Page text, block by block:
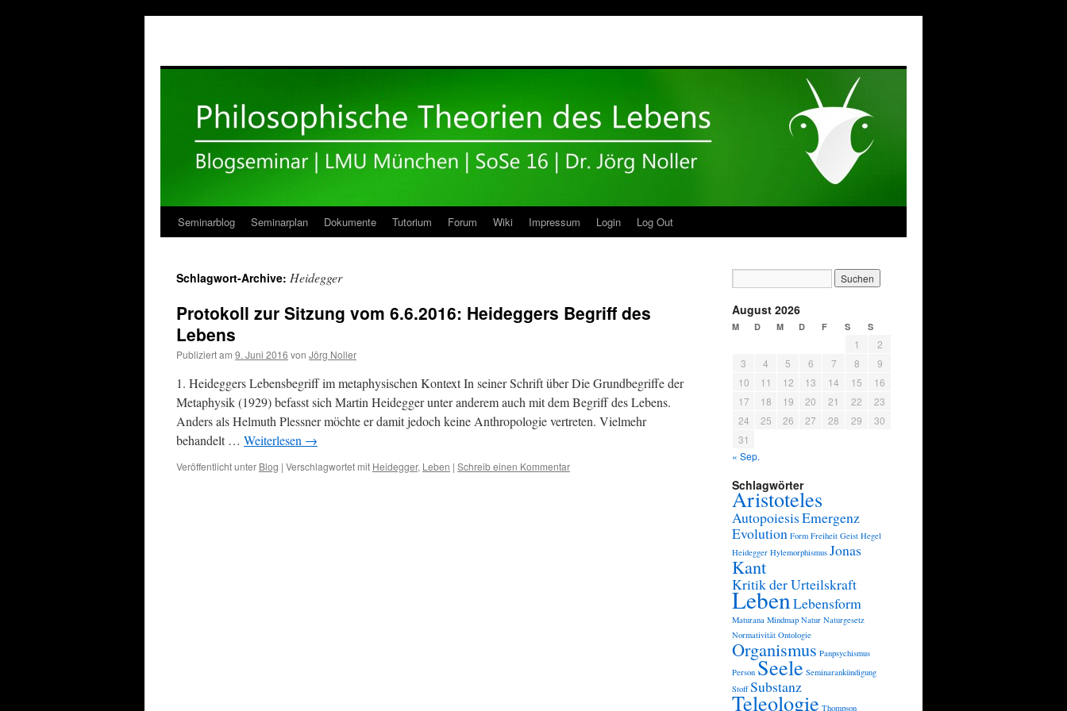
Zum
springen
Seminarblog Seminarplan Dokumente Tutorium Forum Wiki Impressum Login Log Out
Schlagwort-Archive: Heidegger
Protokoll zur Sitzung vom 6.6.2016: Heideggers Begriff des
Lebens
Publiziert am 9. Juni 2016 von Jörg Noller
1. Heideggers Lebensbegriff im metaphysischen Kontext In seiner Schrift über Die Grundbegriffe der
Metaphysik (1929) befasst sich Martin Heidegger unter anderem auch mit dem Begriff des Lebens.
Anders als Helmuth Plessner möchte er damit jedoch keine Anthropologie vertreten. Vielmehr
behandelt … Weiterlesen →
Veröffentlicht unter Blog | Verschlagwortet mit Heidegger, Leben | Schreib einen Kommentar
August 2026
M D M D F S S
1
2
3
4 5 6 7 8
9
10
11 12 13 14 15
16
17
18 19 20 21 22
23
24
25 26 27 28 29
30
31
« Sep.
Schlagwörter
Aristoteles
AutopoiesisEmergenz
Evolution Form Freiheit Geist Hegel
Heidegger Hylemorphismus Jonas
Kant
Kritik der Urteilskraft
LebenLebensform
Maturana Mindmap Natur Naturgesetz
Normativität Ontologie
Organismus Panpsychismus
Person Seele Seminarankündigung
Stoff Substanz
Teleologie Thompson